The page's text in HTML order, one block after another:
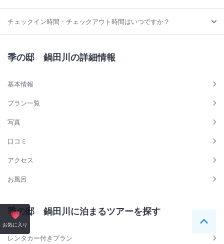
お気に入り ペー
チェックイン時間・チェックアウト時間はいつですか？
季の邸 鍋田川の詳細情報
基本情報
プラン一覧
写真
口コミ
アクセス
お風呂
季の邸 鍋田川に泊まるツアーを探す
レンタカー付きプラン